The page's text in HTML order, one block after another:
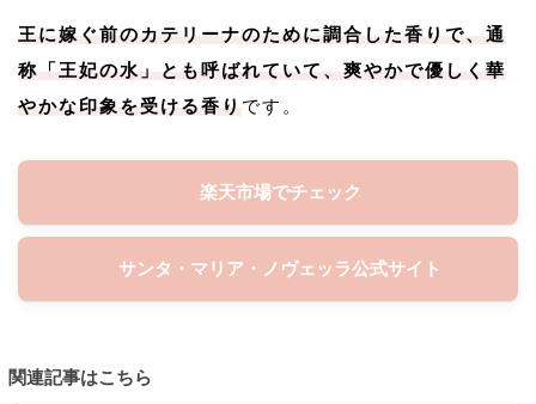
王に嫁ぐ前のカテリーナのために調合した香りで、通
称「王妃の水」とも呼ばれていて、爽やかで優しく華
やかな印象を受ける香り です。
楽天市場でチェック
サンタ・マリア・ノヴェッラ公式サイト
関連記事はこちら